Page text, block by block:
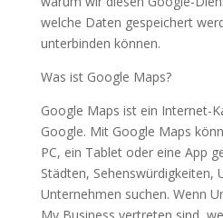
welche Daten gespeichert
unterbinden können.
Was ist Google Maps?
Google Maps ist ein Internet-
Google. Mit Google Maps
PC, ein Tablet oder eine App
Städten, Sehenswürdigkeiten,
Unternehmen suchen. Wenn